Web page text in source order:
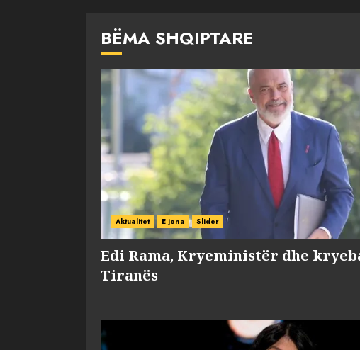
BËMA SHQIPTARE
Aktualitet E jona Slider
Edi Rama, Kryeministër dhe
Tiranës